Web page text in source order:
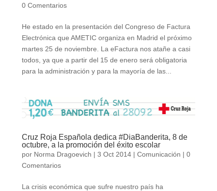
0 Comentarios
He estado en la presentación del Congreso de Factura
Electrónica que AMETIC organiza en Madrid el próximo
martes 25 de noviembre. La eFactura nos atañe a casi
todos, ya que a partir del 15 de enero será obligatoria
para la administración y para la mayoría de las...
Cruz Roja Española dedica #DiaBanderita, 8 de
octubre, a la promoción del éxito escolar
por Norma Dragoevich | 3 Oct 2014| Comunicación | 0
Comentarios
La crisis económica que sufre nuestro país ha